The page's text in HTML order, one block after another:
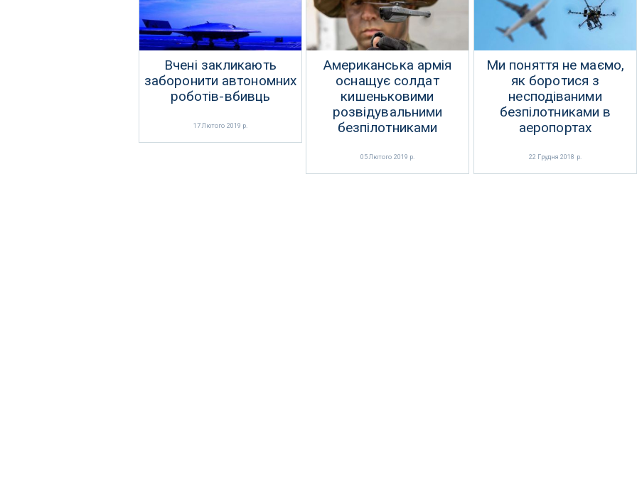
Вчені закликають
заборонити автономних
роботів-вбивць
17 Лютого 2019 р.
Американська армія
оснащує солдат
кишеньковими
розвідувальними
безпілотниками
05 Лютого 2019 р.
Ми поняття не маємо,
як боротися з
несподіваними
безпілотниками в
аеропортах
22 Грудня 2018 р.